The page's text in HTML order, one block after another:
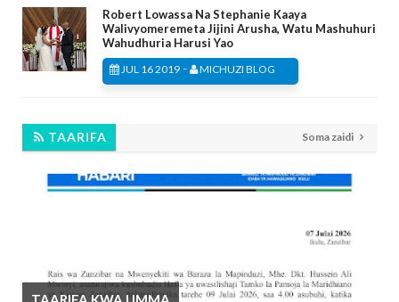
Robert Lowassa Na Stephanie Kaaya
Walivyomeremeta Jijini Arusha, Watu Mashuhuri
Wahudhuria Harusi Yao
JUL 16 2019 - MICHUZI BLOG
TAARIFA Soma zaidi